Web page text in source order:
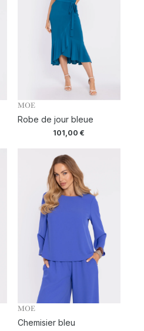
MOE
Robe de jour bleue
101,00€
MOE
Chemisier bleu